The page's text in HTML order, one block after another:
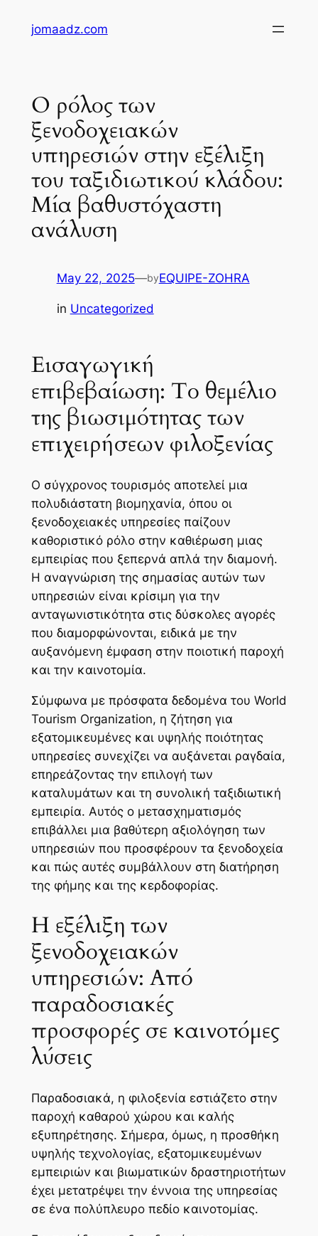
jomaadz.com
Ο ρόλος των
ξενοδοχειακών
υπηρεσιών στην εξέλιξη
του ταξιδιωτικού κλάδου:
Μία βαθυστόχαστη
ανάλυση
May 22, 2025—byEQUIPE-ZOHRA
in Uncategorized
Εισαγωγική
επιβεβαίωση: Το θεμέλιο
της βιωσιμότητας των
επιχειρήσεων φιλοξενίας
Ο σύγχρονος τουρισμός αποτελεί μια
πολυδιάστατη βιομηχανία, όπου οι
ξενοδοχειακές υπηρεσίες παίζουν
καθοριστικό ρόλο στην καθιέρωση μιας
εμπειρίας που ξεπερνά απλά την διαμονή.
Η αναγνώριση της σημασίας αυτών των
υπηρεσιών είναι κρίσιμη για την
ανταγωνιστικότητα στις δύσκολες αγορές
που διαμορφώνονται, ειδικά με την
αυξανόμενη έμφαση στην ποιοτική παροχή
και την καινοτομία.
Σύμφωνα με πρόσφατα δεδομένα του World
Tourism Organization, η ζήτηση για
εξατομικευμένες και υψηλής ποιότητας
υπηρεσίες συνεχίζει να αυξάνεται ραγδαία,
επηρεάζοντας την επιλογή των
καταλυμάτων και τη συνολική ταξιδιωτική
εμπειρία. Αυτός ο μετασχηματισμός
επιβάλλει μια βαθύτερη αξιολόγηση των
υπηρεσιών που προσφέρουν τα ξενοδοχεία
και πώς αυτές συμβάλλουν στη διατήρηση
της φήμης και της κερδοφορίας.
Η εξέλιξη των
ξενοδοχειακών
υπηρεσιών: Από
παραδοσιακές
προσφορές σε καινοτόμες
λύσεις
Παραδοσιακά, η φιλοξενία εστιάζετο στην
παροχή καθαρού χώρου και καλής
εξυπηρέτησης. Σήμερα, όμως, η προσθήκη
υψηλής τεχνολογίας, εξατομικευμένων
εμπειριών και βιωματικών δραστηριοτήτων
έχει μετατρέψει την έννοια της υπηρεσίας
σε ένα πολύπλευρο πεδίο καινοτομίας.